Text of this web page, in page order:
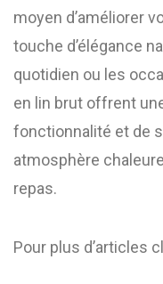
moyen d’améliorer
touche d’élégance
quotidien ou les
en lin brut offrent
fonctionnalité et de
atmosphère
repas.
Pour plus d’articles